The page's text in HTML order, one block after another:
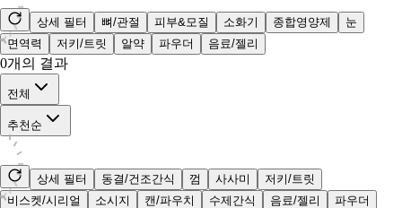
상세 필터 뼈/관절 피부&모질 소화기 종합영양제
눈
면역력
저키/트릿 알약 파우더 음료/젤리
0개의 결과
전체
추천순
상세 필터 동결/건조간식 껌 사사미
저키/트릿
비스켓/시리얼
소시지 캔/파우치 수제간식 음료/젤리 파우더